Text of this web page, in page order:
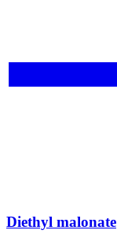
Diethyl malonate